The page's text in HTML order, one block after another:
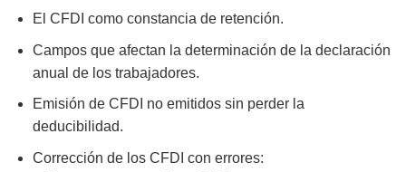
El CFDI como constancia de retención.
Campos que afectan la determinación de la declaración
anual de los trabajadores.
Emisión de CFDI no emitidos sin perder la
deducibilidad.
Corrección de los CFDI con errores: